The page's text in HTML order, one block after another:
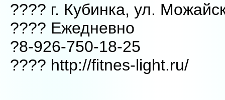
???? г. Кубинка, ул.
???? Ежедневно
?8-926-750-18-25
???? http://fitnes-light.ru/